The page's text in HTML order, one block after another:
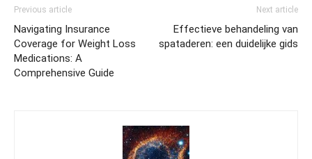
Previous article
Navigating Insurance
Coverage for Weight Loss
Medications: A
Comprehensive Guide
Next article
Effectieve behandeling van
spataderen: een duidelijke gids